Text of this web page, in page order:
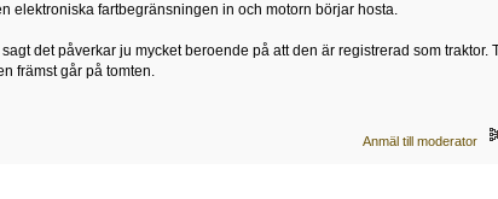
elektroniska fartbegränsningen in och motorn börjar hosta.
det påverkar ju mycket beroende på att den är registrerad som traktor.
främst går på tomten.
Anmäl till moderator